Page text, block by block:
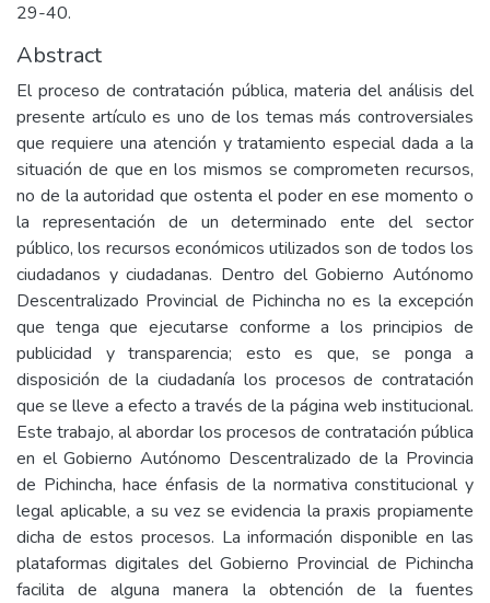
29-40.
Abstract
El proceso de contratación pública, materia del análisis del
presente artículo es uno de los temas más controversiales
que requiere una atención y tratamiento especial dada a la
situación de que en los mismos se comprometen recursos,
no de la autoridad que ostenta el poder en ese momento o
la representación de un determinado ente del sector
público, los recursos económicos utilizados son de todos los
ciudadanos y ciudadanas. Dentro del Gobierno Autónomo
Descentralizado Provincial de Pichincha no es la excepción
que tenga que ejecutarse conforme a los principios de
publicidad y transparencia; esto es que, se ponga a
disposición de la ciudadanía los procesos de contratación
que se lleve a efecto a través de la página web institucional.
Este trabajo, al abordar los procesos de contratación pública
en el Gobierno Autónomo Descentralizado de la Provincia
de Pichincha, hace énfasis de la normativa constitucional y
legal aplicable, a su vez se evidencia la praxis propiamente
dicha de estos procesos. La información disponible en las
plataformas digitales del Gobierno Provincial de Pichincha
facilita de alguna manera la obtención de la fuentes